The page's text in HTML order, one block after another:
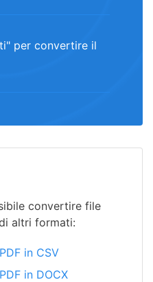
per convertire il
convertire file
altri formati:
PDF in CSV
PDF in DOCX